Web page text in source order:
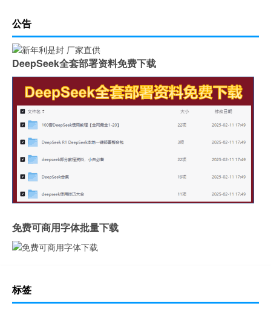
公告
DeepSeek全套部署资料免费下载
免费可商用字体批量下载
标签